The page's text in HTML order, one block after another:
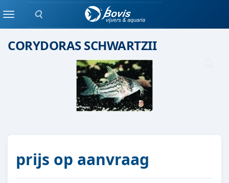
Zoeken
MenuGroepen vis
CORYDORAS SCHWARTZII
prijs op aanvraag